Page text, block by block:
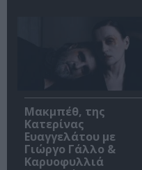
Μακμπέθ, της
Κατερίνας
Ευαγγελάτου με
Γιώργο Γάλλο &
Καρυοφυλλιά